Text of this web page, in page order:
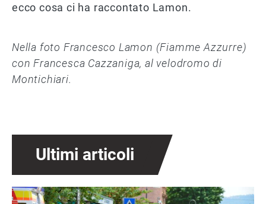
ecco cosa ci ha raccontato Lamon.
Nella foto Francesco Lamon (Fiamme Azzurre)
con Francesca Cazzaniga, al velodromo di
Montichiari.
Ultimi articoli
Immagine